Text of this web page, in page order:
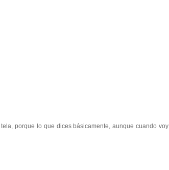
porque lo que dices básicamente, aunque cuando voy